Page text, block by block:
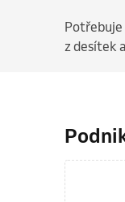
z desítek